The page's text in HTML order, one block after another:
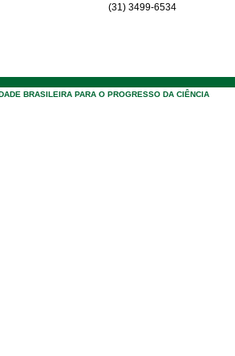
(31) 3499-6534
BRASILEIRA PARA O PROGRESSO DA CIÊNCIA